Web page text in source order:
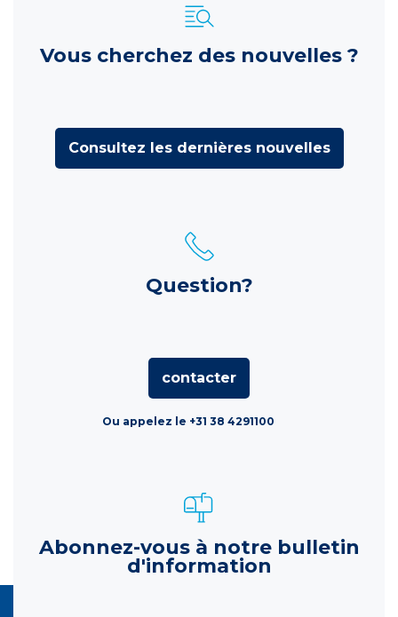
Vous cherchez des nouvelles ?
Consultez les dernières nouvelles
Question?
contacter
Ou appelez le +31 38 4291100
Abonnez-vous à notre bulletin
d'information